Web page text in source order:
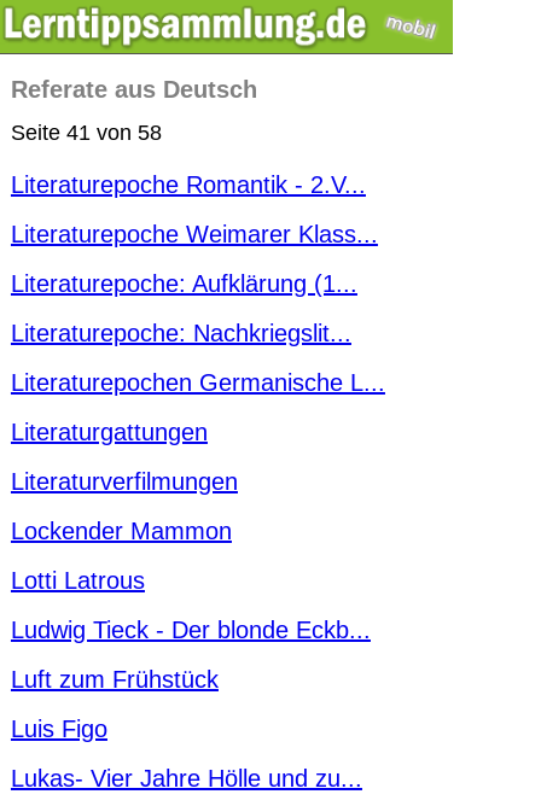
Referate aus Deutsch
Seite 41 von 58
Literaturepoche Romantik - 2.V...
Literaturepoche Weimarer Klass...
Literaturepoche: Aufklärung (1...
Literaturepoche: Nachkriegslit...
Literaturepochen Germanische L...
Literaturgattungen
Literaturverfilmungen
Lockender Mammon
Lotti Latrous
Ludwig Tieck - Der blonde Eckb...
Luft zum Frühstück
Luis Figo
Lukas- Vier Jahre Hölle und zu...